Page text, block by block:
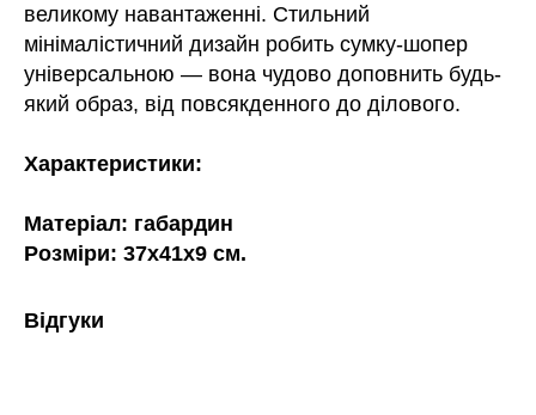
великому навантаженні. Стильний
мінімалістичний дизайн робить сумку-шопер
універсальною — вона чудово доповнить будь-
який образ, від повсякденного до ділового.
Характеристики:
Матеріал: габардин
Розміри: 37х41х9 см.
Відгуки